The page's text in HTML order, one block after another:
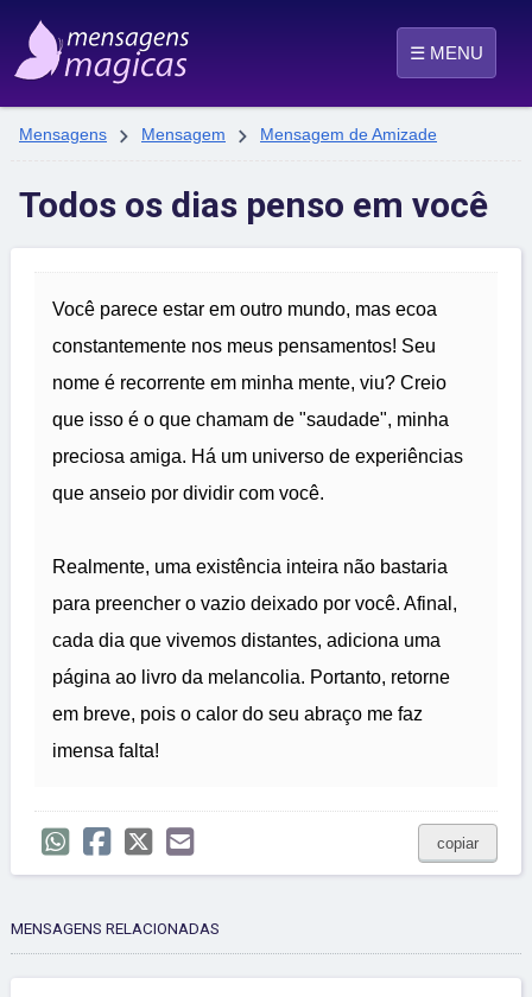
☰ MENU
Mensagens  Mensagem  Mensagem de Amizade
Todos os dias penso em você
Você parece estar em outro mundo, mas ecoa
constantemente nos meus pensamentos! Seu
nome é recorrente em minha mente, viu? Creio
que isso é o que chamam de "saudade", minha
preciosa amiga. Há um universo de experiências
que anseio por dividir com você.
Realmente, uma existência inteira não bastaria
para preencher o vazio deixado por você. Afinal,
cada dia que vivemos distantes, adiciona uma
página ao livro da melancolia. Portanto, retorne
em breve, pois o calor do seu abraço me faz
imensa falta!
copiar
MENSAGENS RELACIONADAS